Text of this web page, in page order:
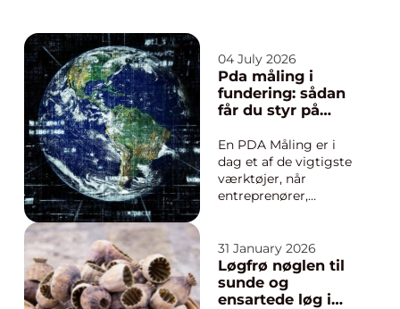
04 July 2026
Pda måling i
fundering: sådan
får du styr på
En PDA Måling er i
dag et af de vigtigste
værktøjer, når
entreprenører,
dokumentere
bæreevnen af
pælefundering på en
hurtig og sikker
31 January 2026
Løgfrø nøglen til
sunde og
ensartede løg i